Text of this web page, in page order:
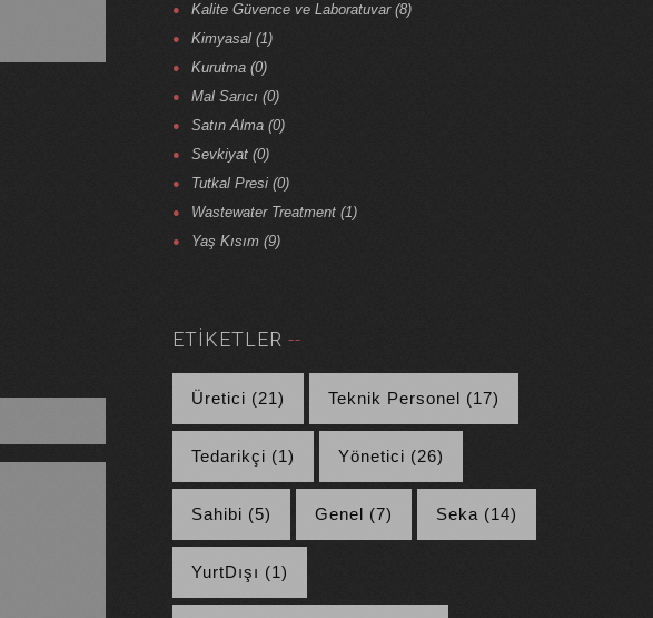
Kalite Güvence ve Laboratuvar (8)
Kimyasal (1)
Kurutma (0)
Mal Sarıcı (0)
Satın Alma (0)
Sevkiyat (0)
Tutkal Presi (0)
Wastewater Treatment (1)
Yaş Kısım (9)
ETIKETLER
Üretici (21) Teknik Personel (17)
Tedarikçi (1) Yönetici (26)
Sahibi (5) Genel (7) Seka (14)
YurtDışı (1)